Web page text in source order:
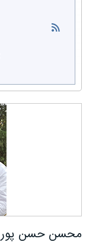
محسن حسن پور